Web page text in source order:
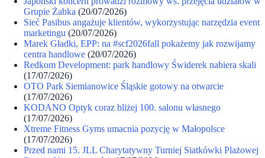
Grupie Żabka (20/07/2026)
Sieć Pasibus angażuje klientów, wykorzystując narzędzia event
marketingu (20/07/2026)
Marek Gładki, EPP: na #scf2026fall pokażemy jak rozwijamy
centra handlowe (20/07/2026)
Redkom Development: park handlowy Świderek nabiera skali
(17/07/2026)
OTO Park Siemianowice Śląskie gotowy na otwarcie
(17/07/2026)
KODANO Optyk coraz bliżej 100. salonu własnego
(17/07/2026)
Xtreme Fitness Gyms umacnia pozycję w Małopolsce
(17/07/2026)
Przed nami 15. JLL Charytatywny Turniej Siatkówki Plażowej